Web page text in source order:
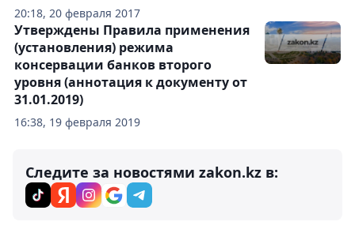
20:18, 20 февраля 2017
16:38, 19 февраля 2019
Утверждены Правила применения
(установления) режима
консервации банков второго
уровня (аннотация к документу от
31.01.2019)
Следите за новостями zakon.kz в: